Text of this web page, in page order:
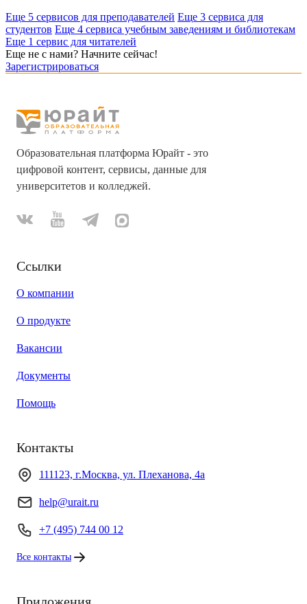
Еще 5 сервисов для преподавателей Еще 3 сервиса для
студентов Еще 4 сервиса учебным заведениям и библиотекам
Еще 1 сервис для читателей
Еще не с нами? Начните сейчас!
Зарегистрироваться
Образовательная платформа Юрайт - это
цифровой контент, сервисы, данные для
университетов и колледжей.
Ссылки
О компании
О продукте
Вакансии
Документы
Помощь
Контакты
111123, г.Москва, ул. Плеханова, 4а
help@urait.ru
+7 (495) 744 00 12
Все контакты